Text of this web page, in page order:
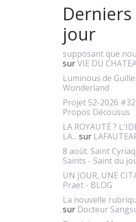
jour
supposant que
surVIE DU
Luminous de
Wonderland
Projet 52-2026
Propos Décousus
LA ROYAUTÉ ?
LA... sur
8 août. Saint
Saints - Saint du
UN JOUR, UNE
Praet - BLOG
La nouvelle
sur Docteur